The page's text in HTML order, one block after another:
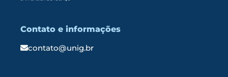
Contato e informações
contato@unig.br